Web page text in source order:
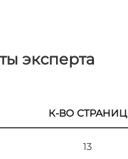
эксперта
К-ВО СТРАНИЦ
13